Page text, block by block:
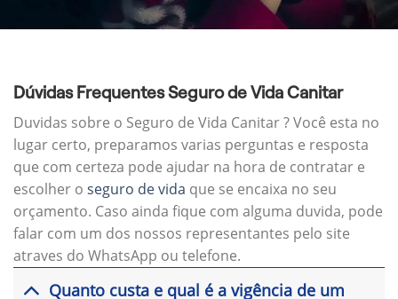
Dúvidas Frequentes Seguro de Vida Canitar
Duvidas sobre o Seguro de Vida Canitar ? Você esta no
lugar certo, preparamos varias perguntas e resposta
que com certeza pode ajudar na hora de contratar e
escolher o seguro de vida que se encaixa no seu
orçamento. Caso ainda fique com alguma duvida, pode
falar com um dos nossos representantes pelo site
atraves do WhatsApp ou telefone.
Quanto custa e qual é a vigência de um